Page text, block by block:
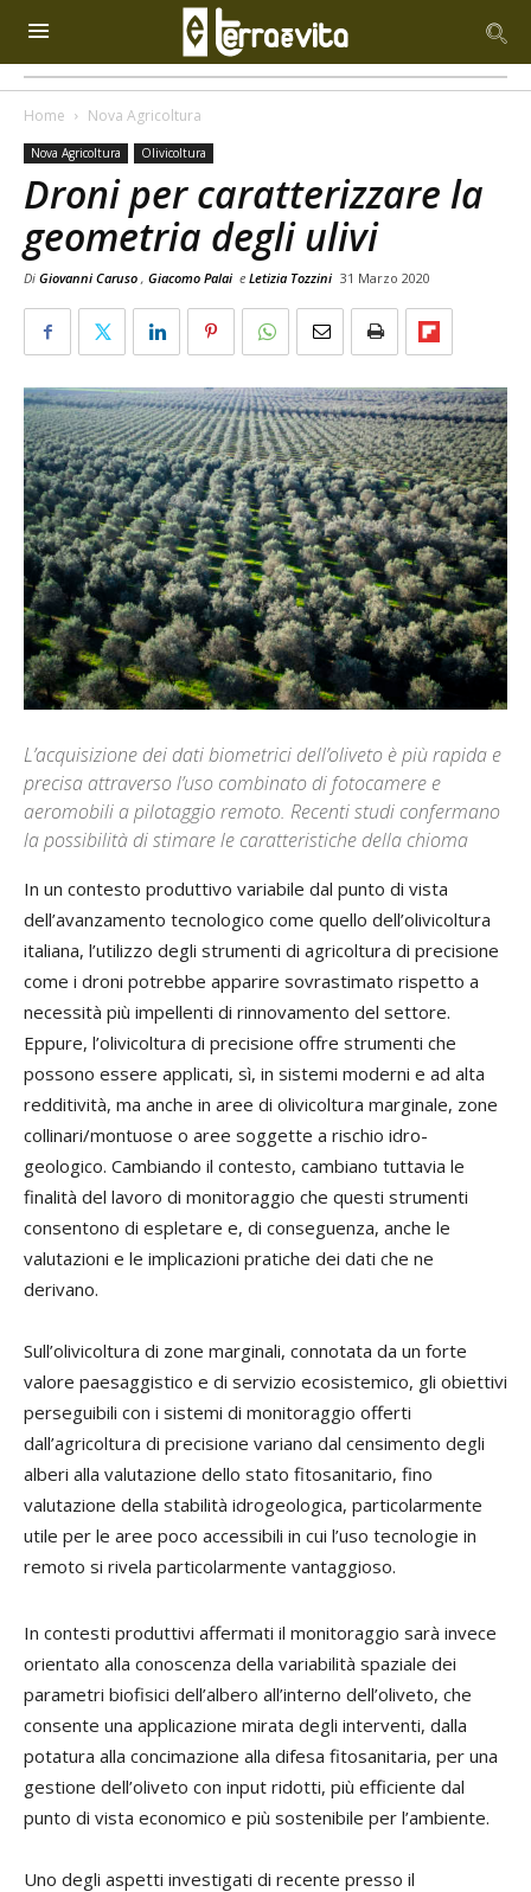
Home Nova Agricoltura
Nova Agricoltura Olivicoltura
Droni per caratterizzare la
geometria degli ulivi
Di Giovanni Caruso , Giacomo Palai e Letizia Tozzini 31 Marzo 2020
L’acquisizione dei dati biometrici dell’oliveto è più rapida e
precisa attraverso l’uso combinato di fotocamere e
aeromobili a pilotaggio remoto. Recenti studi confermano
la possibilità di stimare le caratteristiche della chioma
In un contesto produttivo variabile dal punto di vista
dell’avanzamento tecnologico come quello dell’olivicoltura
italiana, l’utilizzo degli strumenti di agricoltura di precisione
come i droni potrebbe apparire sovrastimato rispetto a
necessità più impellenti di rinnovamento del settore.
Eppure, l’olivicoltura di precisione offre strumenti che
possono essere applicati, sì, in sistemi moderni e ad alta
redditività, ma anche in aree di olivicoltura marginale, zone
collinari/montuose o aree soggette a rischio idro-
geologico. Cambiando il contesto, cambiano tuttavia le
finalità del lavoro di monitoraggio che questi strumenti
consentono di espletare e, di conseguenza, anche le
valutazioni e le implicazioni pratiche dei dati che ne
derivano.
Sull’olivicoltura di zone marginali, connotata da un forte
valore paesaggistico e di servizio ecosistemico, gli obiettivi
perseguibili con i sistemi di monitoraggio offerti
dall’agricoltura di precisione variano dal censimento degli
alberi alla valutazione dello stato fitosanitario, fino
valutazione della stabilità idrogeologica, particolarmente
utile per le aree poco accessibili in cui l’uso tecnologie in
remoto si rivela particolarmente vantaggioso.
In contesti produttivi affermati il monitoraggio sarà invece
orientato alla conoscenza della variabilità spaziale dei
parametri biofisici dell’albero all’interno dell’oliveto, che
consente una applicazione mirata degli interventi, dalla
potatura alla concimazione alla difesa fitosanitaria, per una
gestione dell’oliveto con input ridotti, più efficiente dal
punto di vista economico e più sostenibile per l’ambiente.
Uno degli aspetti investigati di recente presso il